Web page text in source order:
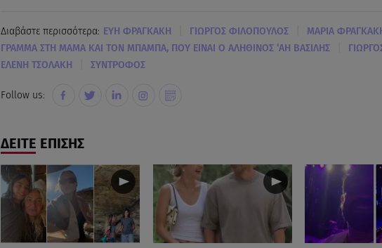
Διαβάστε περισσότερα: ΕΥΗ ΦΡΑΓΚΑΚΗ ΓΙΩΡΓΟΣ ΦΙΛΟΠΟΥΛΟΣ ΜΑΡΙΑ
ΓΡΑΜΜΑ ΣΤΗ ΜΑΜΑ ΚΑΙ ΤΟΝ ΜΠΑΜΠΑ, ΠΟΥ ΕΙΝΑΙ Ο ΑΛΗΘΙΝΟΣ ‘ΑΗ ΒΑΣΙΛΗΣ
ΕΛΕΝΗ ΤΣΟΛΑΚΗ ΣΥΝΤΡΟΦΟΣ
Follow us:
ΔΕΙΤΕ ΕΠΙΣΗΣ